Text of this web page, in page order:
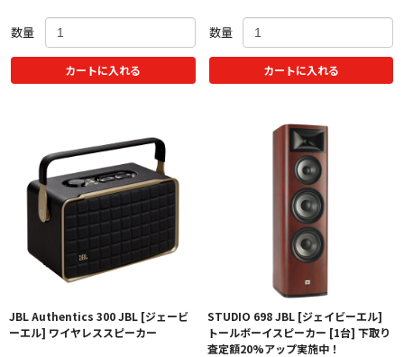
数量
カートに入れる
数量
カートに入れる
JBL Authentics 300 JBL [ジェービ
ーエル] ワイヤレススピーカー
STUDIO 698 JBL [ジェイビーエル]
トールボーイスピーカー [1台] 下取り
査定額20%アップ実施中！